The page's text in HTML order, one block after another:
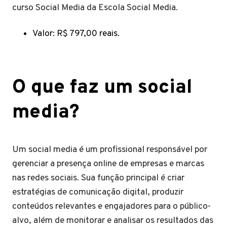
curso Social Media da Escola Social Media.
Valor: R$ 797,00 reais.
O que faz um social
media?
Um social media é um profissional responsável por
gerenciar a presença online de empresas e marcas
nas redes sociais. Sua função principal é criar
estratégias de comunicação digital, produzir
conteúdos relevantes e engajadores para o público-
alvo, além de monitorar e analisar os resultados das